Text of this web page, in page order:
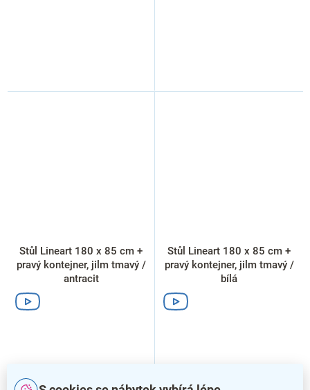
Stůl Lineart 180 x 85 cm +
pravý kontejner, jilm tmavý /
antracit
Stůl Lineart 180 x 85 cm +
pravý kontejner, jilm tmavý /
bílá